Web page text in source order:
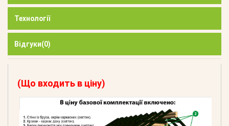
Технології
Відгуки(0)
(Що входить в ціну)